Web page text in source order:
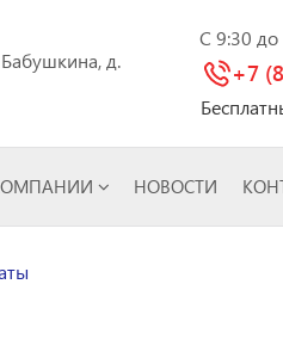
д.
C 9:30
+7
НОВОСТИ